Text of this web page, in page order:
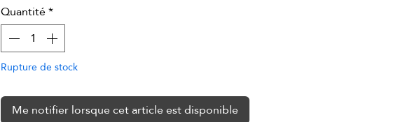
Quantité*
Rupture de stock
Me notifier lorsque cet article est disponible